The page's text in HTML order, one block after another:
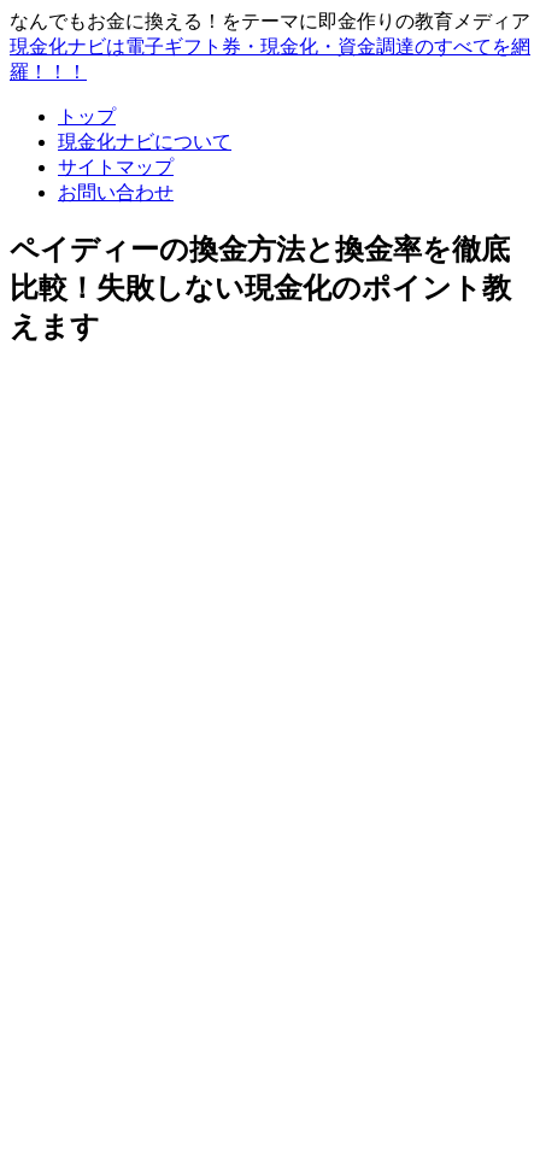
なんでもお金に換える！をテーマに即金作りの教育メディア
現金化ナビは電子ギフト券・現金化・資金調達のすべてを網
羅！！！
トップ
現金化ナビについて
サイトマップ
お問い合わせ
ペイディーの換金方法と換金率を徹底
比較！失敗しない現金化のポイント教
えます